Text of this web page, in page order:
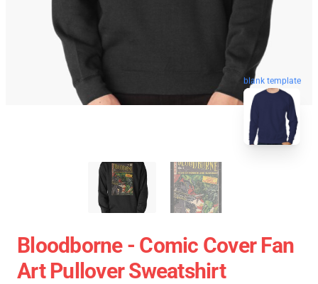
blank template
Bloodborne - Comic Cover Fan
Art Pullover Sweatshirt